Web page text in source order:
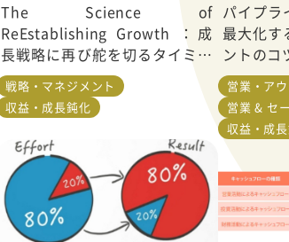
The Science of
ReEstablishing Growth ：成
長戦略に再び舵を切るタイミン
グは？ 科学的アプローチから考
える
戦略・マネジメント
収益・成長鈍化
パイプラ
最大化す
ントのコ
営業・ア
営業 & セ
収益・成